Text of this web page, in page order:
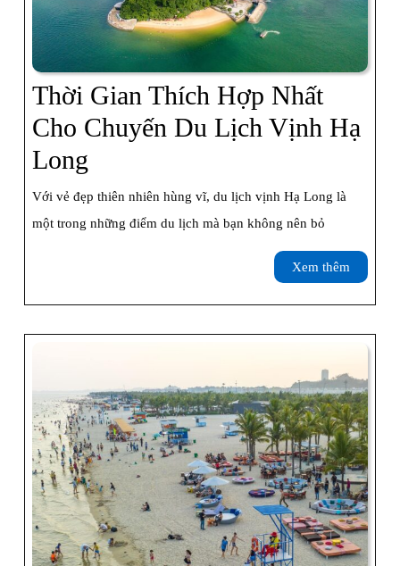
Thời Gian Thích Hợp Nhất
Cho Chuyến Du Lịch Vịnh Hạ
Long
Gian
Thích
Du
Lịch
Vịnh
Hạ
Long
Với vẻ đẹp thiên nhiên hùng vĩ, du lịch vịnh Hạ Long là
một trong những điểm du lịch mà bạn không nên bỏ
Xem thêm
thêm